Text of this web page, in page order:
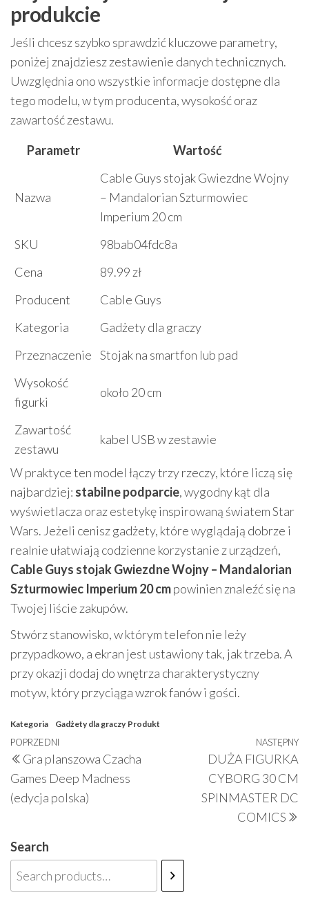
produkcie
Jeśli chcesz szybko sprawdzić kluczowe parametry,
poniżej znajdziesz zestawienie danych technicznych.
Uwzględnia ono wszystkie informacje dostępne dla
tego modelu, w tym producenta, wysokość oraz
zawartość zestawu.
Parametr
Wartość
Nazwa
Cable Guys stojak Gwiezdne Wojny
– Mandalorian Szturmowiec
Imperium 20 cm
SKU
98bab04fdc8a
Cena
89.99 zł
Producent
Cable Guys
Kategoria
Gadżety dla graczy
Przeznaczenie Stojak na smartfon lub pad
Wysokość
figurki
około 20 cm
Zawartość
zestawu
kabel USB w zestawie
W praktyce ten model łączy trzy rzeczy, które liczą się
najbardziej: stabilne podparcie, wygodny kąt dla
wyświetlacza oraz estetykę inspirowaną światem Star
Wars. Jeżeli cenisz gadżety, które wyglądają dobrze i
realnie ułatwiają codzienne korzystanie z urządzeń,
Cable Guys stojak Gwiezdne Wojny – Mandalorian
Szturmowiec Imperium 20 cmpowinien znaleźć się na
Twojej liście zakupów.
Stwórz stanowisko, w którym telefon nie leży
przypadkowo, a ekran jest ustawiony tak, jak trzeba. A
przy okazji dodaj do wnętrza charakterystyczny
motyw, który przyciąga wzrok fanów i gości.
Kategoria Gadżety dla graczy Produkt
Nawigacja
wpisu
Poprzedni
wpis
POPRZEDNI
Gra planszowa Czacha
Games Deep Madness
(edycja polska)
NASTĘPNY
DUŻA FIGURKA
CYBORG 30 CM
SPINMASTER DC
COMICS
Search